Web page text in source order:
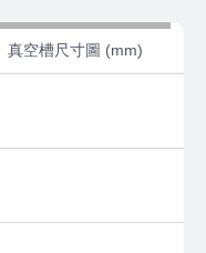
真空槽尺寸圖 (mm)